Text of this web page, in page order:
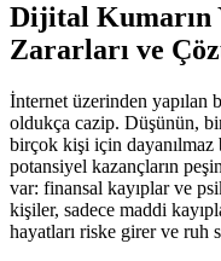
Dijital Kumarın
Zararları ve
İnternet üzerinden yapılan
oldukça cazip. Düşünün,
birçok kişi için
potansiyel kazançların
var: finansal kayıplar ve
kişiler, sadece maddi
hayatları riske girer ve ruh